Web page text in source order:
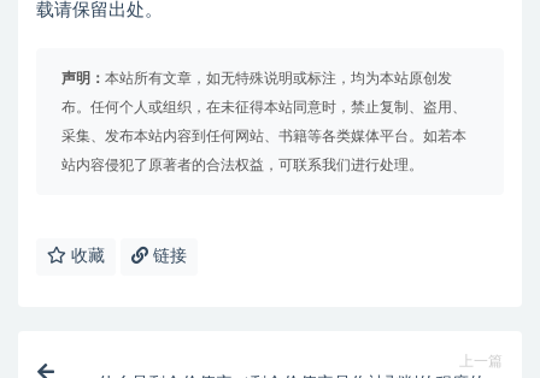
载请保留出处。
声明： 本站所有文章，如无特殊说明或标注，均为本站原创发
布。任何个人或组织，在未征得本站同意时，禁止复制、盗用、
采集、发布本站内容到任何网站、书籍等各类媒体平台。如若本
站内容侵犯了原著者的合法权益，可联系我们进行处理。
收藏 链接
上一篇